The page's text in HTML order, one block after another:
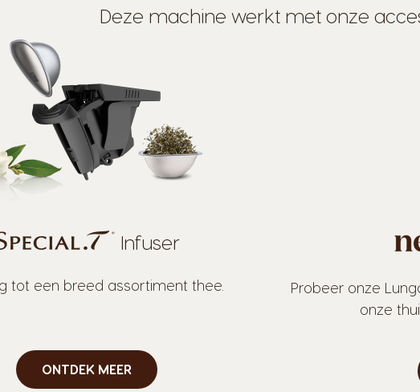
Deze machine werkt met onze
Infuser
tot een breed assortiment thee.
ONTDEK MEER
Probeer onze
onze